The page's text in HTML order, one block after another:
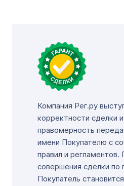
Компания Рег.ру
корректности сделки
правомерность
имени Покупателю с
правил и регламентов.
совершения сделки по
Покупатель